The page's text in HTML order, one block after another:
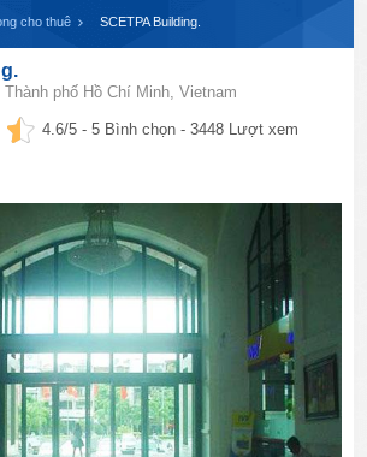
cho thuê SCETPA Building.
phố Hồ Chí Minh, Vietnam
4.6/5 -5 Bình chọn - 3448 Lượt xem